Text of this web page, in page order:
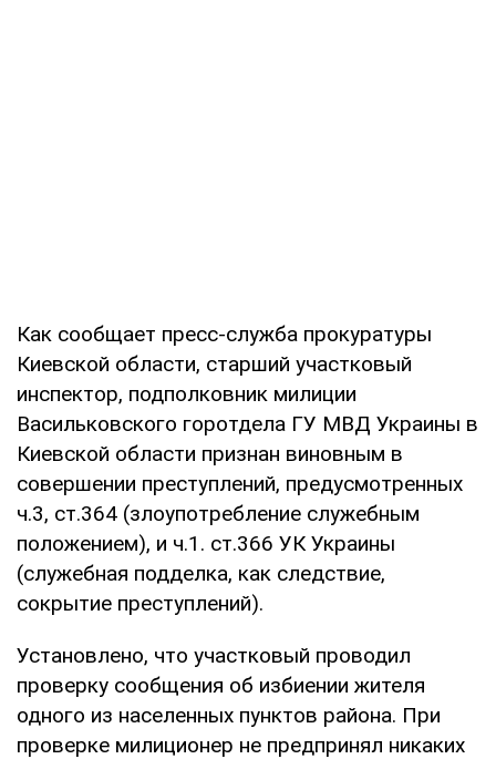
Как сообщает пресс-служба прокуратуры
Киевской области, старший участковый
инспектор, подполковник милиции
Васильковского горотдела ГУ МВД Украины в
Киевской области признан виновным в
совершении преступлений, предусмотренных
ч.3, ст.364 (злоупотребление служебным
положением), и ч.1. ст.366 УК Украины
(служебная подделка, как следствие,
сокрытие преступлений).
Установлено, что участковый проводил
проверку сообщения об избиении жителя
одного из населенных пунктов района. При
проверке милиционер не предпринял никаких